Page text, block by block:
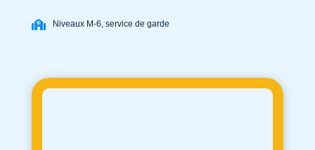
Niveaux M-6, service de garde